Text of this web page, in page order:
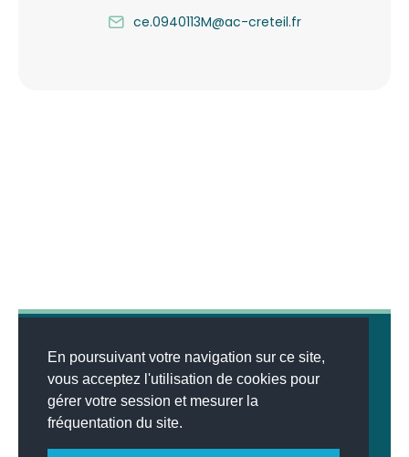
En poursuivant votre navigation sur ce site,
vous acceptez l'utilisation de cookies pour
gérer votre session et mesurer la
fréquentation du site.
ce.0940113M@ac-creteil.fr
© 2026
INNOVATIONS™